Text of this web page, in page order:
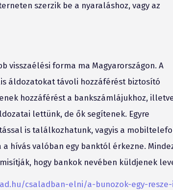
szerzik be a nyaraláshoz, vagy az
visszaélési forma ma Magyarországon. A
áldozatokat távoli hozzáférést biztosító
hozzáférést a bankszámlájukhoz,
lettünk, de ők segítenek. Egyre
is találkozhatunk, vagyis a
hívás valóban egy banktól érkezne.
hogy bankok nevében küldjenek
csaladban-elni/a-bunozok-egy-